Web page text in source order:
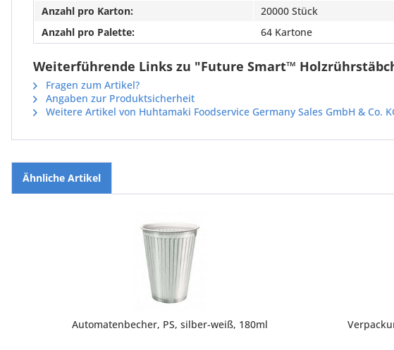
Anzahl pro Karton:
20000 Stück
Anzahl pro Palette:
64 Kartone
Weiterführende Links zu "Future Smart™
Fragen zum Artikel?
Angaben zur Produktsicherheit
Weitere Artikel von Huhtamaki Foodservice Germany Sales GmbH & Co.
Ähnliche Artikel
Automatenbecher, PS, silber-weiß, 180ml